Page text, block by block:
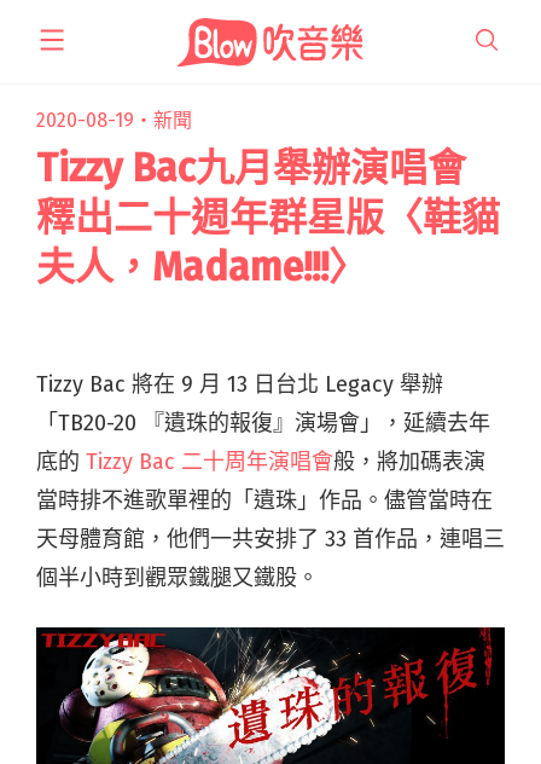
2020-08-19・ 新聞
Tizzy Bac九月舉辦演唱會
釋出二十週年群星版〈鞋貓
夫人，Madame!!!〉
Tizzy Bac 將在 9 月 13 日台北 Legacy 舉辦
「TB20-20 『遺珠的報復』演場會」，延續去年
底的 Tizzy Bac 二十周年演唱會般，將加碼表演
當時排不進歌單裡的「遺珠」作品。儘管當時在
天母體育館，他們一共安排了 33 首作品，連唱三
個半小時到觀眾鐵腿又鐵股。